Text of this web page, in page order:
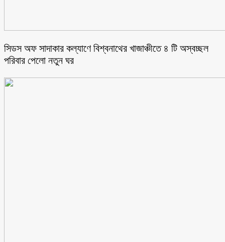
সিডস অফ সাদাকার কল্যাণে বিশ্বনাথের খাজাঞ্চীতে ৪ টি অস্বচ্ছল
পরিবার পেলো নতুন ঘর